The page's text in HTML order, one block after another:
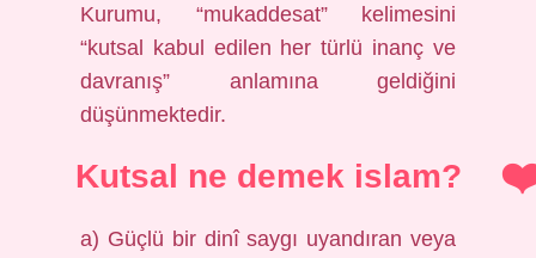
Kurumu, “mukaddesat” kelimesini
“kutsal kabul edilen her türlü inanç ve
davranış” anlamına geldiğini
düşünmektedir.
Kutsal ne demek islam?
a) Güçlü bir dinî saygı uyandıran veya